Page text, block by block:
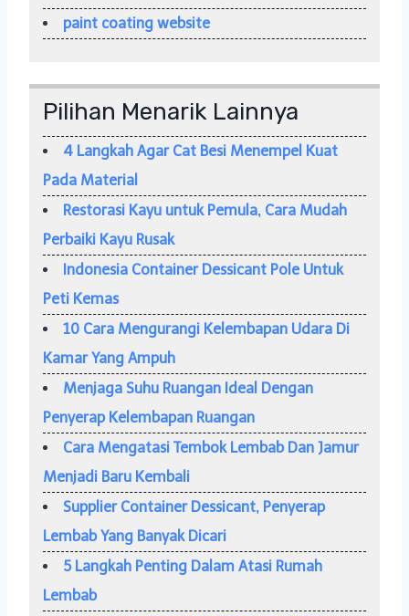
paint coating website
Pilihan Menarik Lainnya
4 Langkah Agar Cat Besi Menempel Kuat
Pada Material
Restorasi Kayu untuk Pemula, Cara Mudah
Perbaiki Kayu Rusak
Indonesia Container Dessicant Pole Untuk
Peti Kemas
10 Cara Mengurangi Kelembapan Udara Di
Kamar Yang Ampuh
Menjaga Suhu Ruangan Ideal Dengan
Penyerap Kelembapan Ruangan
Cara Mengatasi Tembok Lembab Dan Jamur
Menjadi Baru Kembali
Supplier Container Dessicant, Penyerap
Lembab Yang Banyak Dicari
5 Langkah Penting Dalam Atasi Rumah
Lembab